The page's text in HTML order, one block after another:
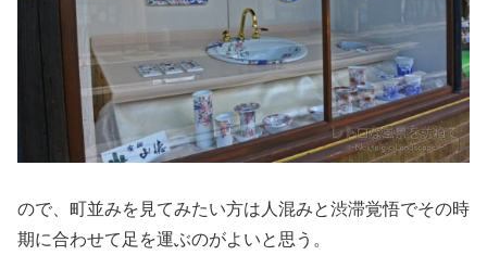
ので、町並みを見てみたい方は人混みと渋滞覚悟でその時
期に合わせて足を運ぶのがよいと思う。